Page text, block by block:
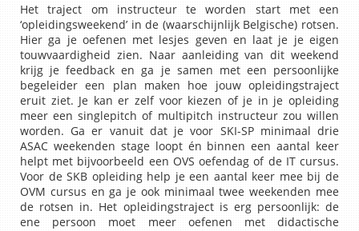
Het traject om instructeur te worden start met een
‘opleidingsweekend’ in de (waarschijnlijk Belgische) rotsen.
Hier ga je oefenen met lesjes geven en laat je je eigen
touwvaardigheid zien. Naar aanleiding van dit weekend
krijg je feedback en ga je samen met een persoonlijke
begeleider een plan maken hoe jouw opleidingstraject
eruit ziet. Je kan er zelf voor kiezen of je in je opleiding
meer een singlepitch of multipitch instructeur zou willen
worden. Ga er vanuit dat je voor SKI-SP minimaal drie
ASAC weekenden stage loopt én binnen een aantal keer
helpt met bijvoorbeeld een OVS oefendag of de IT cursus.
Voor de SKB opleiding help je een aantal keer mee bij de
OVM cursus en ga je ook minimaal twee weekenden mee
de rotsen in. Het opleidingstraject is erg persoonlijk: de
ene persoon moet meer oefenen met didactische